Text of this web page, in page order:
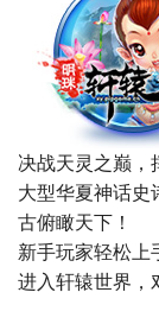
决战天灵之巅，
大型华夏神话史
古俯瞰天下！
新手玩家轻松上
进入轩辕世界，